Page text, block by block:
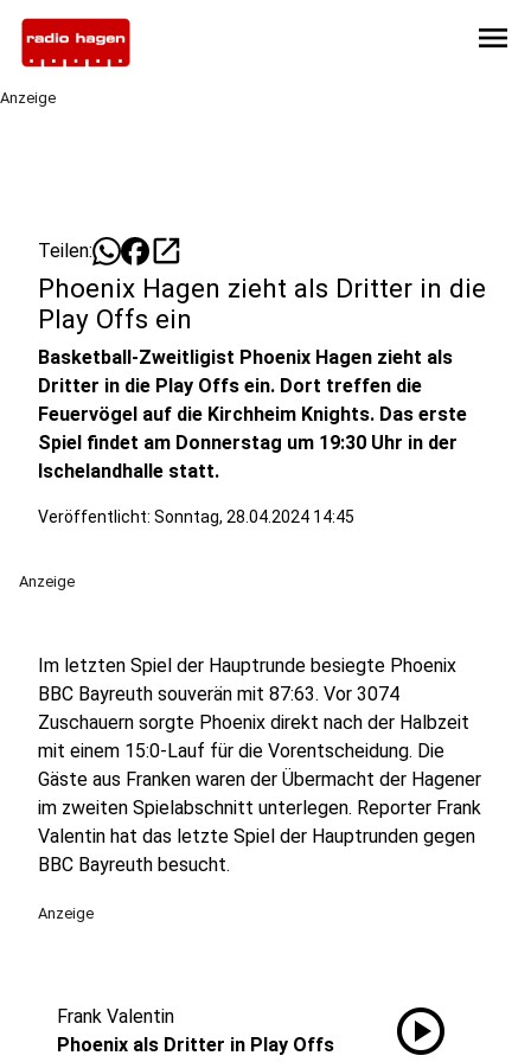
menu
Anzeige
Teilen: open_in_new
Phoenix Hagen zieht als Dritter in die
Play Offs ein
Basketball-Zweitligist Phoenix Hagen zieht als
Dritter in die Play Offs ein. Dort treffen die
Feuervögel auf die Kirchheim Knights. Das erste
Spiel findet am Donnerstag um 19:30 Uhr in der
Ischelandhalle statt.
Veröffentlicht: Sonntag, 28.04.2024 14:45
Anzeige
Im letzten Spiel der Hauptrunde besiegte Phoenix
BBC Bayreuth souverän mit 87:63. Vor 3074
Zuschauern sorgte Phoenix direkt nach der Halbzeit
mit einem 15:0-Lauf für die Vorentscheidung. Die
Gäste aus Franken waren der Übermacht der Hagener
im zweiten Spielabschnitt unterlegen. Reporter Frank
Valentin hat das letzte Spiel der Hauptrunden gegen
BBC Bayreuth besucht.
Anzeige
Frank Valentin
Phoenix als Dritter in Play Offs
play_circle